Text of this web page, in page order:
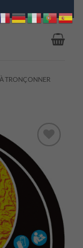
TRONÇONNER
Ajouter
à la
liste
d’envies